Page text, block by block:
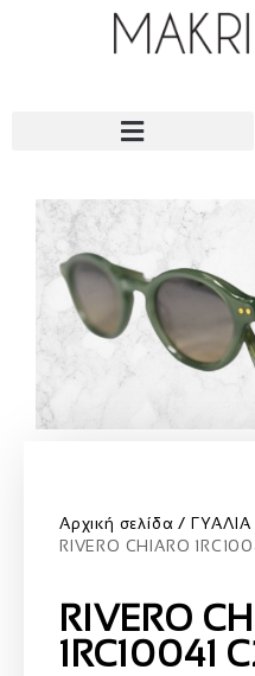
Αρχική σελίδα
RIVERO CHIARO
RIVERO
1RC10041